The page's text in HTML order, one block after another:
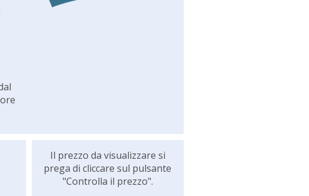
Il prezzo da visualizzare si
prega di cliccare sul pulsante
"Controlla il prezzo".